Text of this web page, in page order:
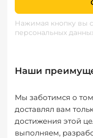
Нажимая кнопку вы
персональных
Наши
Мы заботимся о
доставлял вам
достижения этой
выполняем,